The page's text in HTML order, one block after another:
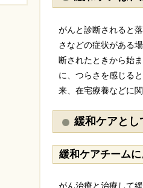
がんと診断されると
さなどの症状がある
断されたときから始
に、つらさを感じる
来、在宅療養などに
緩和ケアとし
緩和ケアチーム
がん治療と治療して